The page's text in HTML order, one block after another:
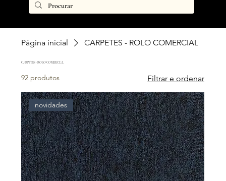
Página inicial CARPETES - ROLO COMERCIAL
CARPETES - ROLO COMERCIAL
92 produtos Filtrar e ordenar
novidades